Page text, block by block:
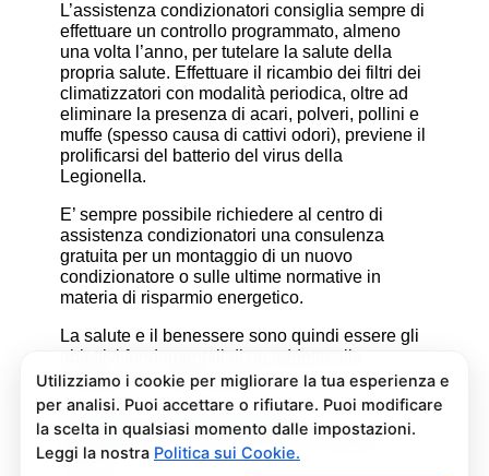
L’assistenza condizionatori consiglia sempre di
effettuare un controllo programmato, almeno
una volta l’anno, per tutelare la salute della
propria salute. Effettuare il ricambio dei filtri dei
climatizzatori con modalità periodica, oltre ad
eliminare la presenza di acari, polveri, pollini e
muffe (spesso causa di cattivi odori), previene il
prolificarsi del batterio del virus della
Legionella.
E’ sempre possibile richiedere al centro di
assistenza condizionatori una consulenza
gratuita per un montaggio di un nuovo
condizionatore o sulle ultime normative in
materia di risparmio energetico.
La salute e il benessere sono quindi essere gli
obiettivi fondamentali di un addetto alla
assistenza condizionatori.
Pulizia e Sanificazione
Condizionatori Hamilton Borgo
Dora